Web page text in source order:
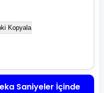
Kopyala
Saniyeler İçinde